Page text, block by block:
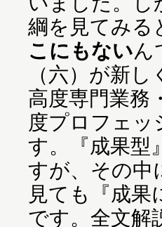
綱を見てみる
こにもないん
（六）が新
高度専門業務
度プロフェッ
す。『成果型
すが、その中
見ても『成
です。全文解